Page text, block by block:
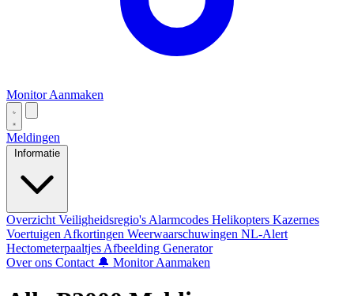
Monitor Aanmaken
Meldingen
Informatie
Overzicht Veiligheidsregio's Alarmcodes Helikopters Kazernes
Voertuigen Afkortingen Weerwaarschuwingen NL-Alert
Hectometerpaaltjes Afbeelding Generator
Over ons Contact 🔔 Monitor Aanmaken